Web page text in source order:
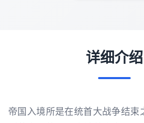
详细介绍
帝国入境所是在统首大战争结束